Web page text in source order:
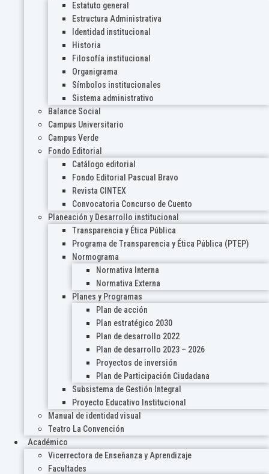
Estatuto general
Estructura Administrativa
Identidad institucional
Historia
Filosofía institucional
Organigrama
Símbolos institucionales
Sistema administrativo
Balance Social
Campus Universitario
Campus Verde
Fondo Editorial
Catálogo editorial
Fondo Editorial Pascual Bravo
Revista CINTEX
Convocatoria Concurso de Cuento
Planeación y Desarrollo institucional
Transparencia y Ética Pública
Programa de Transparencia y Ética Pública (PTEP)
Normograma
Normativa Interna
Normativa Externa
Planes y Programas
Plan de acción
Plan estratégico 2030
Plan de desarrollo 2022
Plan de desarrollo 2023 – 2026
Proyectos de inversión
Plan de Participación Ciudadana
Subsistema de Gestión Integral
Proyecto Educativo Institucional
Manual de identidad visual
Teatro La Convención
Académico
Vicerrectora de Enseñanza y Aprendizaje
Facultades